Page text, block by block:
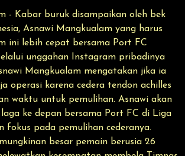
- Kabar buruk disampaikan oleh bek
Asnawi Mangkualam yang harus
ini lebih cepat bersama Port FC
unggahan Instagram pribadinya
Mangkualam mengatakan jika ia
operasi karena cedera tendon achilles
waktu untuk pemulihan. Asnawi akan
laga ke depan bersama Port FC di Liga
fokus pada pemulihan cederanya.
besar pemain berusia 26